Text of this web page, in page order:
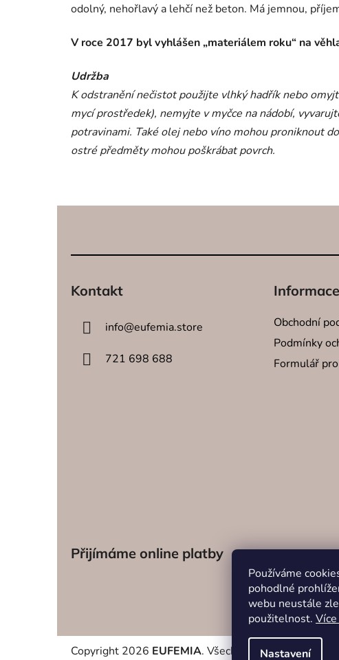
Používáme
pohodlné
webu neustále
použitelnost.
Nastavení
odolný, nehořlavý a lehčí než beton. Má jemnou,
V roce 2017 byl vyhlášen „materiálem roku“ na
Udržba
K odstranění nečistot použijte vlhký hadřík nebo
mycí prostředek), nemyjte v myčce na nádobí,
potravinami. Také olej nebo víno mohou proniknout
ostré předměty mohou poškrábat povrch.
Kontakt
info@eufemia.store
721 698 688
Obchodní
Podmínky
Formulář
Přijímáme online platby
Copyright 2026 EUFEMIA. Všechna práva vyhrazena.